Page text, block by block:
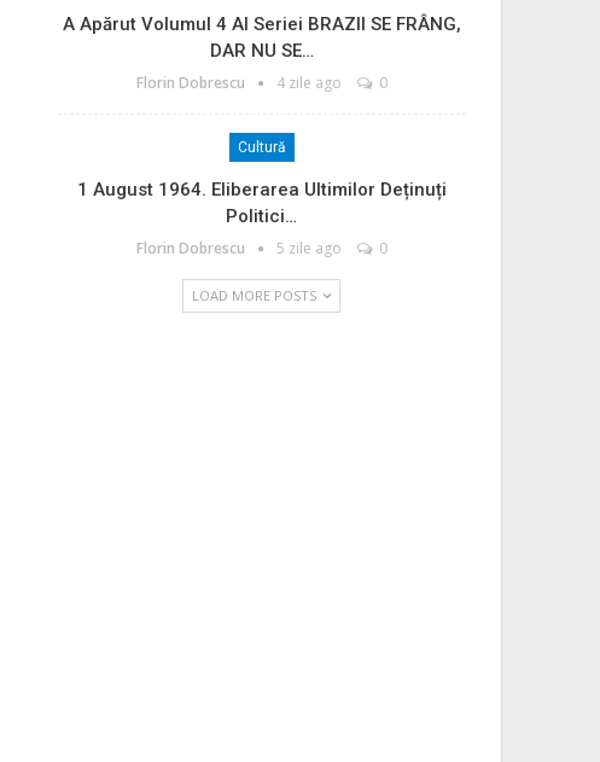
A Apărut Volumul 4 Al Seriei BRAZII SE FRÂNG,
DAR NU SE…
Florin Dobrescu 4 zile ago 0
Cultură
1 August 1964. Eliberarea Ultimilor Deținuți
Politici…
Florin Dobrescu 5 zile ago 0
LOAD MORE POSTS